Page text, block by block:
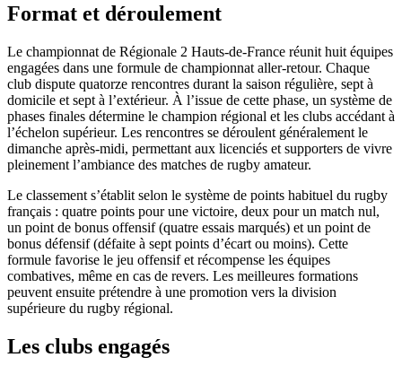
Format et déroulement
Le championnat de Régionale 2 Hauts-de-France réunit huit équipes
engagées dans une formule de championnat aller-retour. Chaque
club dispute quatorze rencontres durant la saison régulière, sept à
domicile et sept à l’extérieur. À l’issue de cette phase, un système de
phases finales détermine le champion régional et les clubs accédant à
l’échelon supérieur. Les rencontres se déroulent généralement le
dimanche après-midi, permettant aux licenciés et supporters de vivre
pleinement l’ambiance des matches de rugby amateur.
Le classement s’établit selon le système de points habituel du rugby
français : quatre points pour une victoire, deux pour un match nul,
un point de bonus offensif (quatre essais marqués) et un point de
bonus défensif (défaite à sept points d’écart ou moins). Cette
formule favorise le jeu offensif et récompense les équipes
combatives, même en cas de revers. Les meilleures formations
peuvent ensuite prétendre à une promotion vers la division
supérieure du rugby régional.
Les clubs engagés